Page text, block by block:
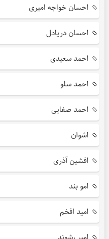
احسان خواجه امیری
احسان دریادل
احمد سعیدی
احمد سلو
احمد صفایی
اشوان
افشین آذری
امو بند
امید افخم